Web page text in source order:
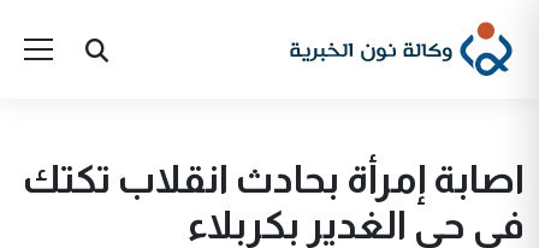
اصابة إمرأة بحادث انقلاب تكتك
في حي الغدير بكربلاء